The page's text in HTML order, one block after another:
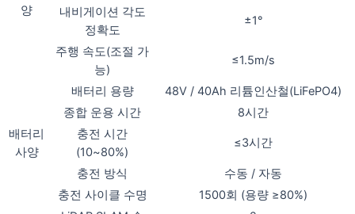
양
내비게이션 각도
정확도
±1°
주행 속도(조절 가
능)
≤1.5m/s
배터리
사양
배터리 용량
48V / 40Ah 리튬인산철(LiFePO4)
종합 운용 시간
8시간
충전 시간
(10~80%)
≤3시간
충전 방식
수동 / 자동
충전 사이클 수명
1500회 (용량 ≥80%)